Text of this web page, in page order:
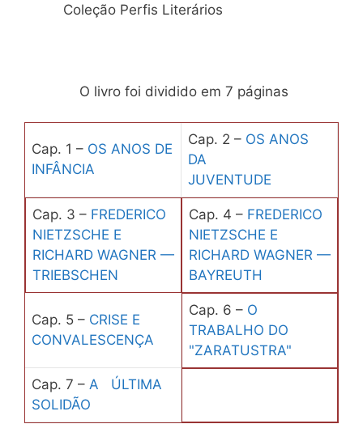
Coleção Perfis Literários
O livro foi dividido em 7 páginas
Cap. 1 – OS ANOS DE
INFÂNCIA
Cap. 2 – OS ANOS
DA
JUVENTUDE
Cap. 3 – FREDERICO
NIETZSCHE E
RICHARD WAGNER —
TRIEBSCHEN
Cap. 4 – FREDERICO
NIETZSCHE E
RICHARD WAGNER —
BAYREUTH
Cap. 5 – CRISE E
CONVALESCENÇA
Cap. 6 – O
TRABALHO DO
"ZARATUSTRA"
Cap. 7 – A ÚLTIMA
SOLIDÃO